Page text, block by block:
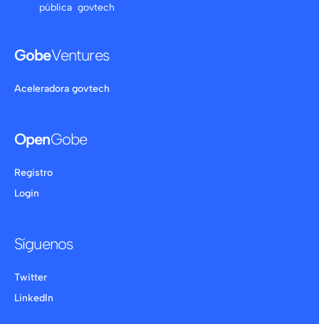
pública govtech
GobeVentures
Aceleradora govtech
OpenGobe
Registro
Login
Síguenos
Twitter
LinkedIn